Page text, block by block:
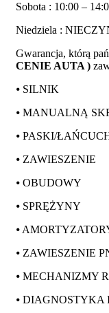
Sobota : 10:00 –
Niedziela :
Gwarancja, którą
CENIE AUTA )
⦁ SILNIK
⦁ MANUALNĄ
⦁ PASKI/
⦁ ZAWIESZENIE
⦁ OBUDOWY
⦁ SPRĘŻYNY
⦁
⦁ ZAWIESZENIE
⦁ MECHANIZMY
⦁ DIAGNOSTYKA